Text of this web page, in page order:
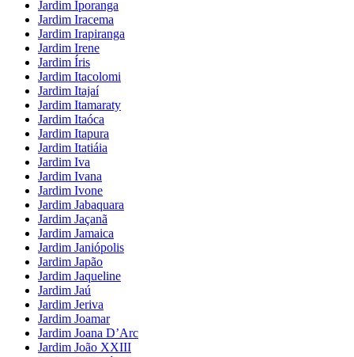
Jardim Iporanga
Jardim Iracema
Jardim Irapiranga
Jardim Irene
Jardim Íris
Jardim Itacolomi
Jardim Itajaí
Jardim Itamaraty
Jardim Itaóca
Jardim Itapura
Jardim Itatiáia
Jardim Iva
Jardim Ivana
Jardim Ivone
Jardim Jabaquara
Jardim Jaçanã
Jardim Jamaica
Jardim Janiópolis
Jardim Japão
Jardim Jaqueline
Jardim Jaú
Jardim Jeriva
Jardim Joamar
Jardim Joana D’Arc
Jardim João XXIII